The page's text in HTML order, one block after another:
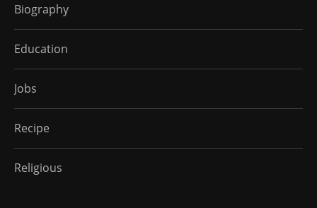
Biography
Education
Jobs
Recipe
Religious